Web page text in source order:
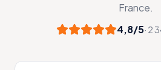
France.
4,8/5· 2